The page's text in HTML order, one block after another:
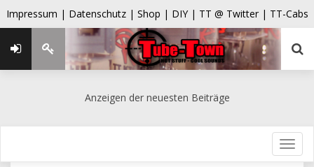
Impressum | Datenschutz | Shop | DIY | TT @ Twitter | TT-Cabs
Anzeigen der neuesten Beiträge